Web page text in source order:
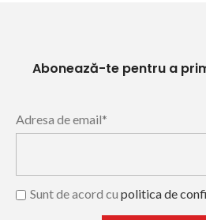
Abonează-te pentru a
Adresa de email*
Sunt de acord cu politica de